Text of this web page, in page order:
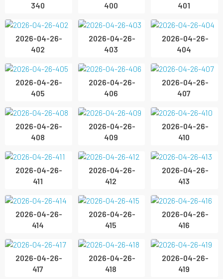
340
400
401
2026-04-26-
402
2026-04-26-
403
2026-04-26-
404
2026-04-26-
405
2026-04-26-
406
2026-04-26-
407
2026-04-26-
408
2026-04-26-
409
2026-04-26-
410
2026-04-26-
411
2026-04-26-
412
2026-04-26-
413
2026-04-26-
414
2026-04-26-
415
2026-04-26-
416
2026-04-26-
417
2026-04-26-
418
2026-04-26-
419